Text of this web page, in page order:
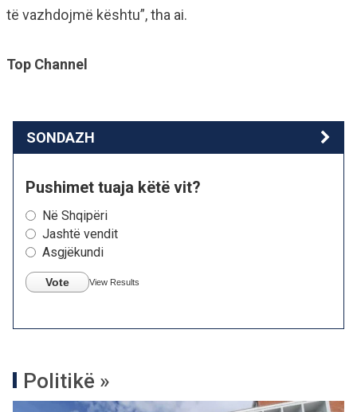
të vazhdojmë kështu”, tha ai.
Top Channel
SONDAZH
Pushimet tuaja këtë vit?
Në Shqipëri
Jashtë vendit
Asgjëkundi
Vote View Results
Politikë »